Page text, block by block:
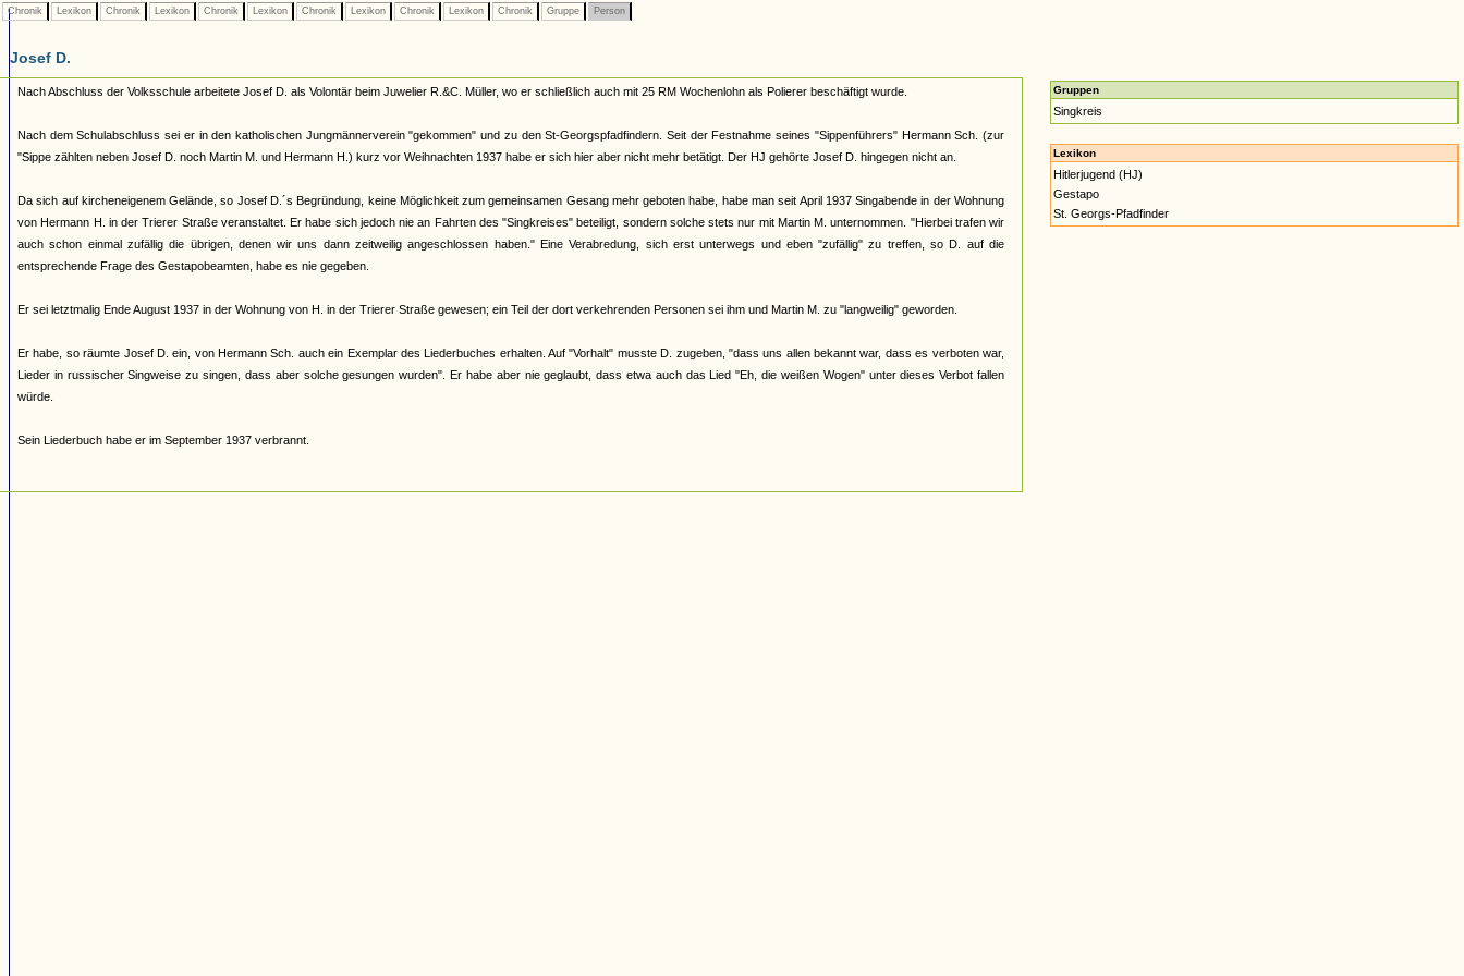
Chronik Lexikon Chronik Lexikon Chronik Lexikon Chronik Lexikon Chronik Lexikon Chronik Gruppe Person
Josef D.
Nach Abschluss der Volksschule arbeitete Josef D. als Volontär beim Juwelier R.&C. Müller, wo er schließlich auch mit 25 RM Wochenlohn als Polierer beschäftigt wurde.
Nach dem Schulabschluss sei er in den katholischen Jungmännerverein "gekommen" und zu den St-Georgspfadfindern. Seit der Festnahme seines "Sippenführers" Hermann Sch. (zur
"Sippe zählten neben Josef D. noch Martin M. und Hermann H.) kurz vor Weihnachten 1937 habe er sich hier aber nicht mehr betätigt. Der HJ gehörte Josef D. hingegen nicht an.
Da sich auf kircheneigenem Gelände, so Josef D.´s Begründung, keine Möglichkeit zum gemeinsamen Gesang mehr geboten habe, habe man seit April 1937 Singabende in der Wohnung
von Hermann H. in der Trierer Straße veranstaltet. Er habe sich jedoch nie an Fahrten des "Singkreises" beteiligt, sondern solche stets nur mit Martin M. unternommen. "Hierbei trafen wir
auch schon einmal zufällig die übrigen, denen wir uns dann zeitweilig angeschlossen haben." Eine Verabredung, sich erst unterwegs und eben "zufällig" zu treffen, so D. auf die
entsprechende Frage des Gestapobeamten, habe es nie gegeben.
Er sei letztmalig Ende August 1937 in der Wohnung von H. in der Trierer Straße gewesen; ein Teil der dort verkehrenden Personen sei ihm und Martin M. zu "langweilig" geworden.
Er habe, so räumte Josef D. ein, von Hermann Sch. auch ein Exemplar des Liederbuches erhalten. Auf "Vorhalt" musste D. zugeben, "dass uns allen bekannt war, dass es verboten war,
Lieder in russischer Singweise zu singen, dass aber solche gesungen wurden". Er habe aber nie geglaubt, dass etwa auch das Lied "Eh, die weißen Wogen" unter dieses Verbot fallen
würde.
Sein Liederbuch habe er im September 1937 verbrannt.
Gruppen
Singkreis
Lexikon
Hitlerjugend (HJ)
Gestapo
St. Georgs-Pfadfinder